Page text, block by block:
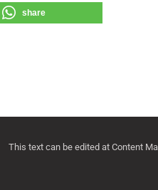
share
This text can be edited at Content